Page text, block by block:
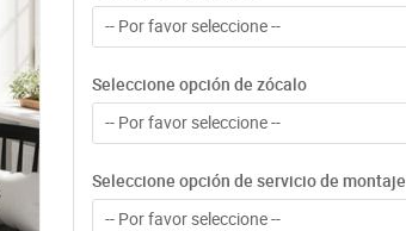
-- Por favor seleccione --
Seleccione opción de zócalo
-- Por favor seleccione --
Seleccione opción de servicio de montaje
-- Por favor seleccione --